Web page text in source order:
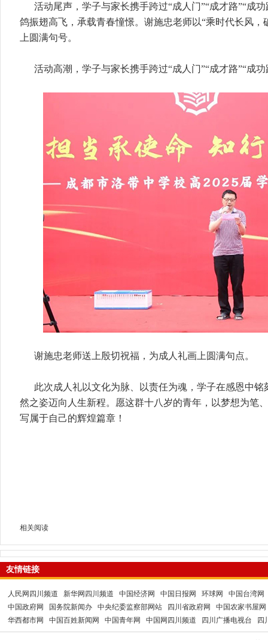
活动尾声，学子与家长携手跨过“成人门”“成才路”“成
鸽振翅高飞，承载青春憧憬。谢施忠老师以“乘时代长风，
上圆满句号。
活动高潮，学子与家长携手跨过“成人门”“成才路”“成
谢施忠老师送上殷切祝福，为成人礼画上圆满句点。
此次成人礼以文化为脉、以责任为魂，学子在感恩中
然之姿迈向人生新程。愿这群十八岁的青年，以梦想为笔
写属于自己的辉煌篇章！
相关阅读
友情链接
人民网四川频道 新华网四川频道 中国经济网 中国日报网 环球网
中国台湾网
中国政府网
国务院新闻办 中央纪委监察部网站 四川省政府网
中国农家书屋网
华西都市网
中国百姓新闻网 中国青年网 中国网四川频道 四川广播电视台 四